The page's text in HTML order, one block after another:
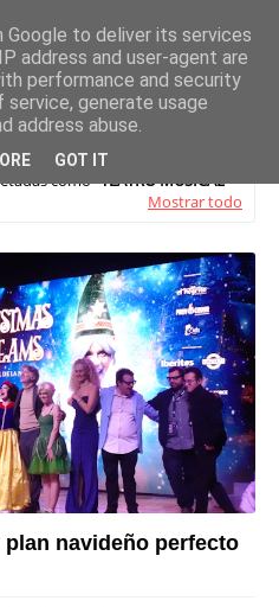
como TEATRO MUSICAL
Mostrar todo
navideño perfecto
to deliver its services
address and user-agent are
performance and security
generate usage
address abuse.
GOT IT